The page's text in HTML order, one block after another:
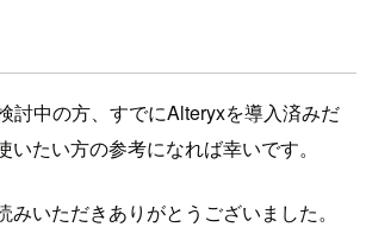
討中の方、すでにAlteryxを導入済みだ
いたい方の参考になれば幸いです。
みいただきありがとうございました。